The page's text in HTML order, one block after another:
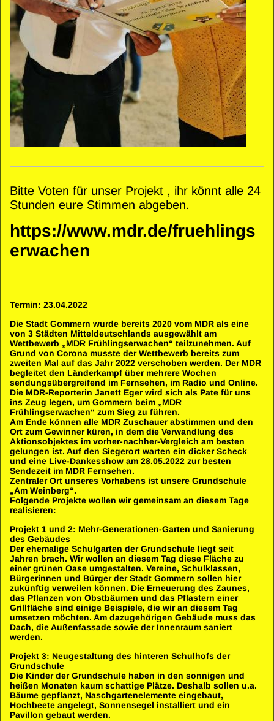
Bitte Voten für unser Projekt , ihr könnt alle 24
Stunden eure Stimmen abgeben.
https://www.mdr.de/fruehlings
erwachen
Termin: 23.04.2022
Die Stadt Gommern wurde bereits 2020 vom MDR als eine
von 3 Städten Mitteldeutschlands ausgewählt am
Wettbewerb „MDR Frühlingserwachen“ teilzunehmen. Auf
Grund von Corona musste der Wettbewerb bereits zum
zweiten Mal auf das Jahr 2022 verschoben werden. Der MDR
begleitet den Länderkampf über mehrere Wochen
sendungsübergreifend im Fernsehen, im Radio und Online.
Die MDR-Reporterin Janett Eger wird sich als Pate für uns
ins Zeug legen, um Gommern beim „MDR
Frühlingserwachen“ zum Sieg zu führen.
Am Ende können alle MDR Zuschauer abstimmen und den
Ort zum Gewinner küren, in dem die Verwandlung des
Aktionsobjektes im vorher-nachher-Vergleich am besten
gelungen ist. Auf den Siegerort warten ein dicker Scheck
und eine Live-Dankesshow am 28.05.2022 zur besten
Sendezeit im MDR Fernsehen.
Zentraler Ort unseres Vorhabens ist unsere Grundschule
„Am Weinberg“.
Folgende Projekte wollen wir gemeinsam an diesem Tage
realisieren:
Projekt 1 und 2: Mehr-Generationen-Garten und Sanierung
des Gebäudes
Der ehemalige Schulgarten der Grundschule liegt seit
Jahren brach. Wir wollen an diesem Tag diese Fläche zu
einer grünen Oase umgestalten. Vereine, Schulklassen,
Bürgerinnen und Bürger der Stadt Gommern sollen hier
zukünftig verweilen können. Die Erneuerung des Zaunes,
das Pflanzen von Obstbäumen und das Pflastern einer
Grillfläche sind einige Beispiele, die wir an diesem Tag
umsetzen möchten. Am dazugehörigen Gebäude muss das
Dach, die Außenfassade sowie der Innenraum saniert
werden.
Projekt 3: Neugestaltung des hinteren Schulhofs der
Grundschule
Die Kinder der Grundschule haben in den sonnigen und
heißen Monaten kaum schattige Plätze. Deshalb sollen u.a.
Bäume gepflanzt, Naschgartenelemente eingebaut,
Hochbeete angelegt, Sonnensegel installiert und ein
Pavillon gebaut werden.